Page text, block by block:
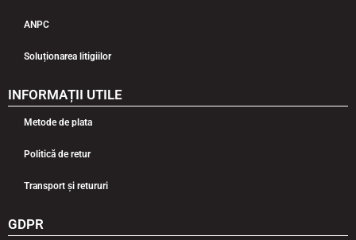
ANPC
Soluționarea litigiilor
INFORMAȚII UTILE
Metode de plata
Politică de retur
Transport și retururi
GDPR